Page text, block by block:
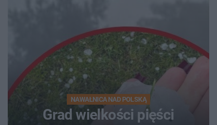
NAWAŁNICA NAD POLSKĄ
Grad wielkości pięści